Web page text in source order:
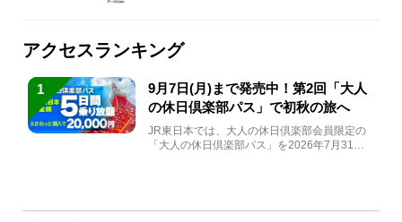
アクセスランキング
1
9月7日(月)まで発売中！第2回「大人
の休日倶楽部パス」で初秋の旅へ
JR東日本では、大人の休日倶楽部会員限定の
「大人の休日倶楽部パス」を2026年7月31日